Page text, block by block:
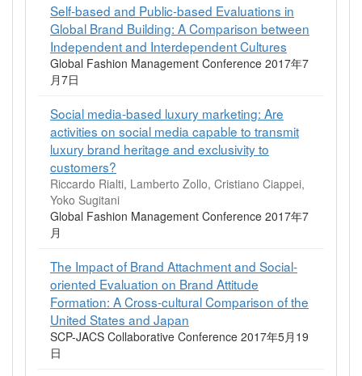
Self-based and Public-based Evaluations in
Global Brand Building: A Comparison between
Independent and Interdependent Cultures
Global Fashion Management Conference 2017年7
月7日
Social media-based luxury marketing: Are
activities on social media capable to transmit
luxury brand heritage and exclusivity to
customers?
Riccardo Rialti, Lamberto Zollo, Cristiano Ciappei,
Yoko Sugitani
Global Fashion Management Conference 2017年7
月
The Impact of Brand Attachment and Social-
oriented Evaluation on Brand Attitude
Formation: A Cross-cultural Comparison of the
United States and Japan
SCP-JACS Collaborative Conference 2017年5月19
日